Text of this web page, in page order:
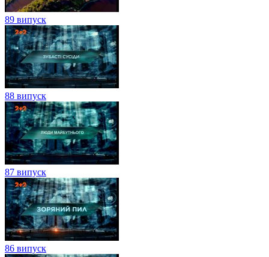
89 випуск
88 випуск
87 випуск
86 випуск